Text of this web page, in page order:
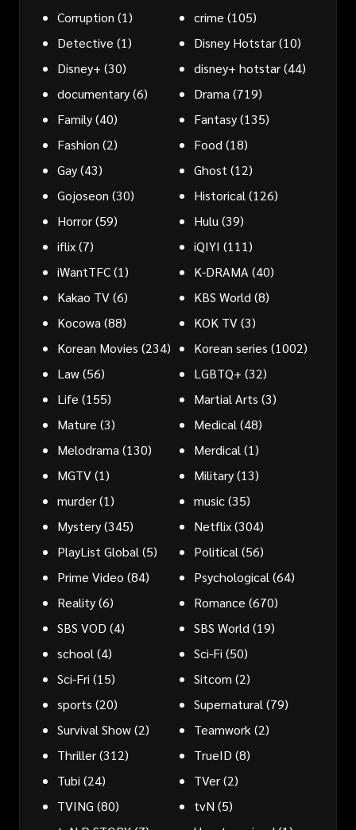
Corruption (1) crime (105)
Detective (1) Disney Hotstar(10)
Disney+ (30) disney+ hotstar(44)
documentary(6) Drama (719)
Family(40) Fantasy(135)
Fashion (2) Food (18)
Gay(43) Ghost (12)
Gojoseon (30) Historical (126)
Horror(59) Hulu (39)
iflix(7) iQIYI (111)
iWantTFC(1) K-DRAMA (40)
Kakao TV(6) KBS World (8)
Kocowa (88) KOK TV(3)
Korean Movies (234) Korean series (1002)
Law(56) LGBTQ+ (32)
Life (155) Martial Arts (3)
Mature (3) Medical (48)
Melodrama (130) Merdical (1)
MGTV(1) Military(13)
murder(1) music(35)
Mystery(345) Netflix(304)
PlayList Global (5) Political (56)
Prime Video (84) Psychological (64)
Reality(6) Romance (670)
SBS VOD (4) SBS World (19)
school (4) Sci-Fi (50)
Sci-Fri (15) Sitcom (2)
sports (20) Supernatural (79)
Survival Show(2) Teamwork (2)
Thriller(312) TrueID (8)
Tubi (24) TVer(2)
TVING (80) tvN (5)